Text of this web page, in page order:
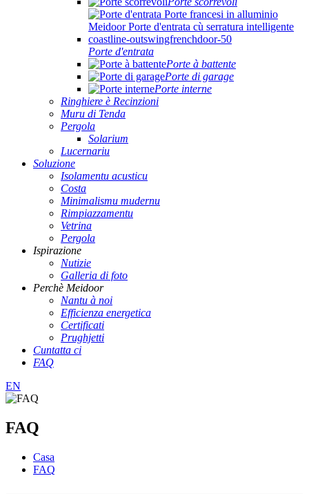
Porte d'entrata
Porte à battente
Porte di garage
Porte interne
Ringhiere è Recinzioni
Muru di Tenda
Pergola
Solarium
Lucernariu
Soluzione
Isolamentu acusticu
Costa
Minimalismu mudernu
Rimpiazzamentu
Vetrina
Pergola
Ispirazione
Nutizie
Galleria di foto
Perchè Meidoor
Nantu à noi
Efficienza energetica
Certificati
Prughjetti
Cuntatta ci
FAQ
EN
FAQ
Casa
FAQ